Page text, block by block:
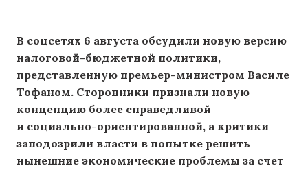
В соцсетях 6 августа обсудили новую версию
налоговой-бюджетной политики,
представленную премьер-министром Василе
Тофаном. Сторонники признали новую
концепцию более справедливой
и социально-ориентированной, а критики
заподозрили власти в попытке решить
нынешние экономические проблемы за счет